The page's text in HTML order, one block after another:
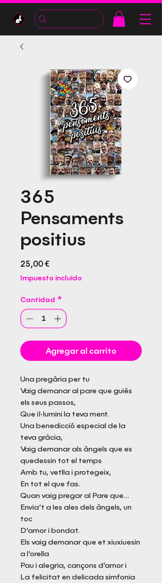
365
Pensaments
positius
25,00 €Precio
Impuesto incluido
Cantidad *
Agregar al carrito
Una pregària per tu
Vaig demanar al pare que guiés
els seus passos,
Que il·lumini la teva ment.
Una benedicció especial de la
teva gràcia,
Vaig demanar als àngels que es
quedessin tot el temps
Amb tu, vetlla i protegeix,
En tot el que fas.
Quan vaig pregar al Pare que...
Envia’t a les ales dels àngels, un
toc
D’amor i bondat.
Els vaig demanar que et xiuxiuesin
a l’orella
Pau i alegria, cançons d’amor i
La felicitat en delicada simfonia